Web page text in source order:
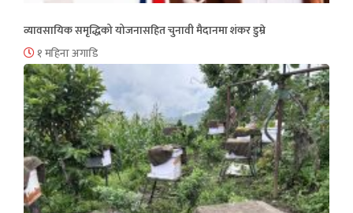
व्यावसायिक समृद्धिको योजनासहित चुनावी मैदानमा शंकर डुम्रे
१ महिना अगाडि